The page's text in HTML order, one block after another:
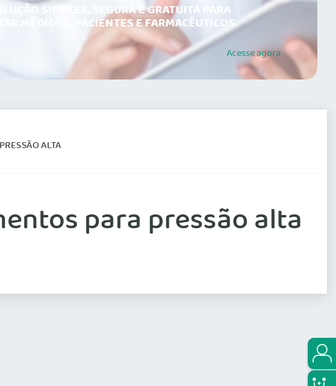
SIMPLES, SEGURA E GRATUITA PARA
MÉDICOS, PACIENTES E FARMACÊUTICOS.
Acesseagora
ALTA
para pressão alta